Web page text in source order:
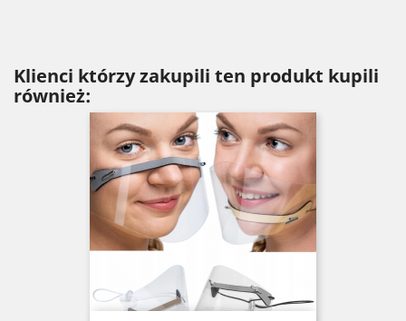
Klienci którzy zakupili ten produkt kupili
również: